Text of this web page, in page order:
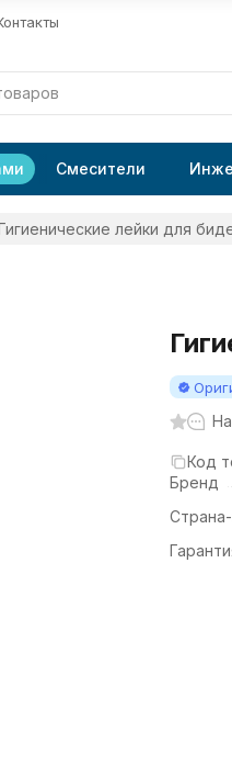
Смесители
лейки для
Код
Бренд